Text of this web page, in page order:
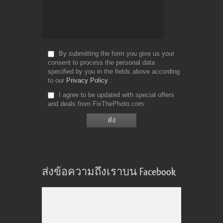
By submitting the form you give us your
consent to process the personal data
specified by you in the fields above according
to our Privacy Policy
I agree to be updated with special offers
and deals from FixThePhoto.com
ส่งข้อความถึงเราบน Facebook